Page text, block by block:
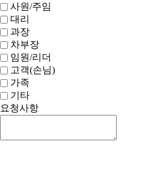
사원/주임
대리
과장
차부장
임원/리더
고객(손님)
가족
기타
요청사항